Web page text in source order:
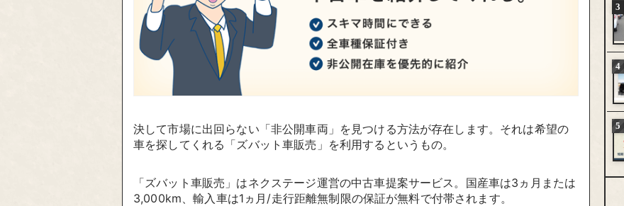
決して市場に出回らない「非公開車両」を見つける方法が存在します。それは希望の
車を探してくれる「ズバット車販売」を利用するというもの。
「ズバット車販売」はネクステージ運営の中古車提案サービス。国産車は3ヵ月または
3,000km、輸入車は1ヵ月/走行距離無制限の保証が無料で付帯されます。